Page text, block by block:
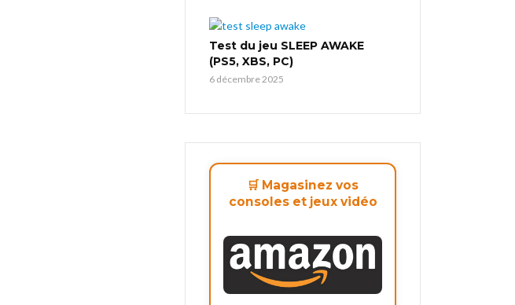
Test du jeu SLEEP AWAKE
(PS5, XBS, PC)
6 décembre 2025
🛒 Magasinez vos
consoles et jeux vidéo